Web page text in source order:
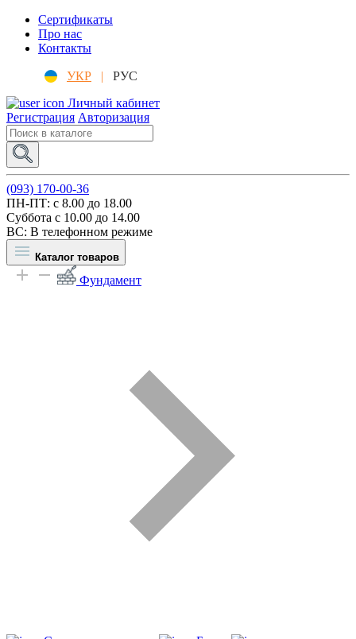
Сертификаты
Про нас
Контакты
УКР |
РУС
Личный кабинет
Регистрация Авторизация
(093) 170-00-36
ПН-ПТ: c 8.00 до 18.00
Суббота с 10.00 до 14.00
ВС: В телефонном режиме
Каталог товаров
Фундамент